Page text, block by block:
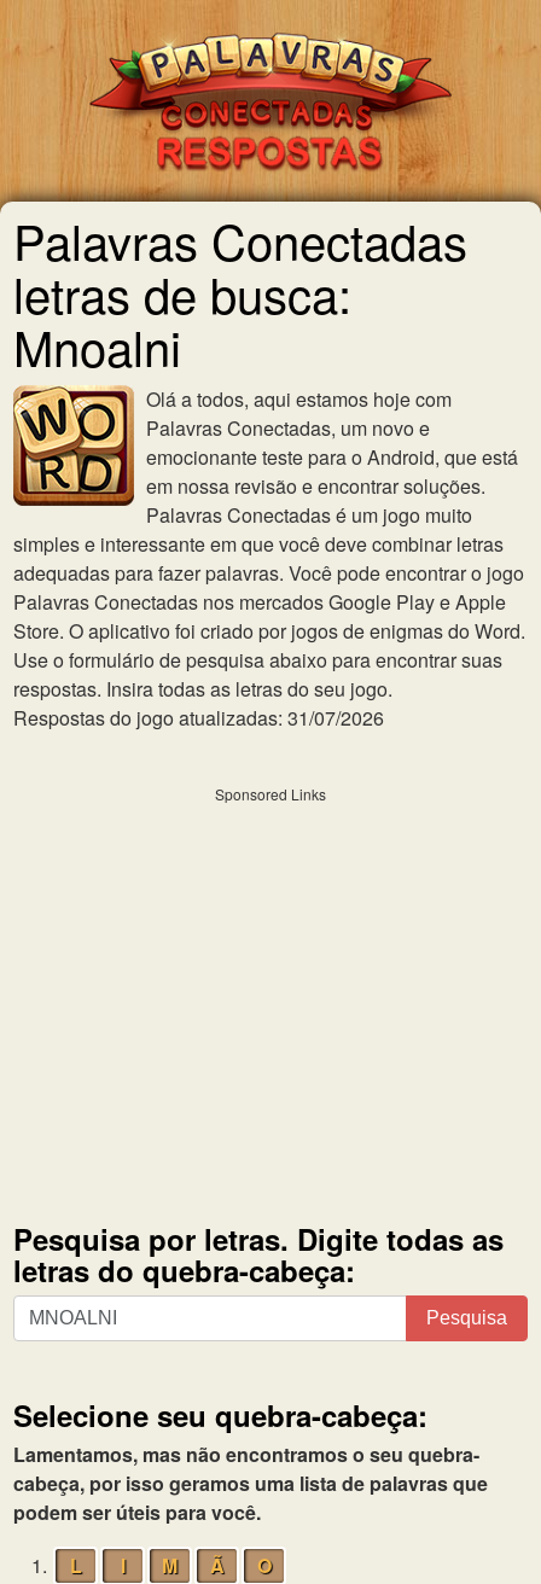
Palavras Conectadas
letras de busca:
Mnoalni
Olá a todos, aqui estamos hoje com
Palavras Conectadas, um novo e
emocionante teste para o Android, que está
em nossa revisão e encontrar soluções.
Palavras Conectadas é um jogo muito
simples e interessante em que você deve combinar letras
adequadas para fazer palavras. Você pode encontrar o jogo
Palavras Conectadas nos mercados Google Play e Apple
Store. O aplicativo foi criado por jogos de enigmas do Word.
Use o formulário de pesquisa abaixo para encontrar suas
respostas. Insira todas as letras do seu jogo.
Respostas do jogo atualizadas: 31/07/2026
Sponsored Links
Pesquisa por letras. Digite todas as
letras do quebra-cabeça:
Pesquisa
por
todas
as
letras
do
quebra-
cabeça:
Pesquisa
Selecione seu quebra-cabeça:
Lamentamos, mas não encontramos o seu quebra-
cabeça, por isso geramos uma lista de palavras que
podem ser úteis para você.
1.
L I M Ã
O